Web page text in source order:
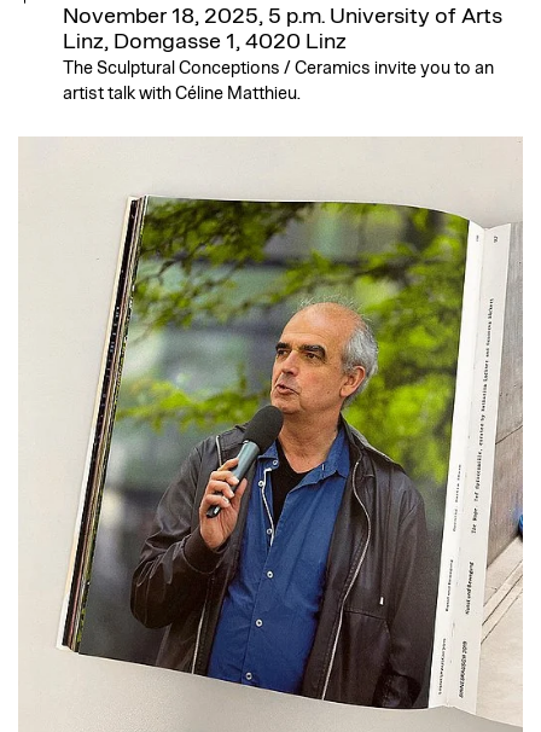
November 18, 2025, 5 p.m. University of Arts
Linz, Domgasse 1, 4020 Linz
The Sculptural Conceptions / Ceramics invite you to an
artist talk with Céline Matthieu.